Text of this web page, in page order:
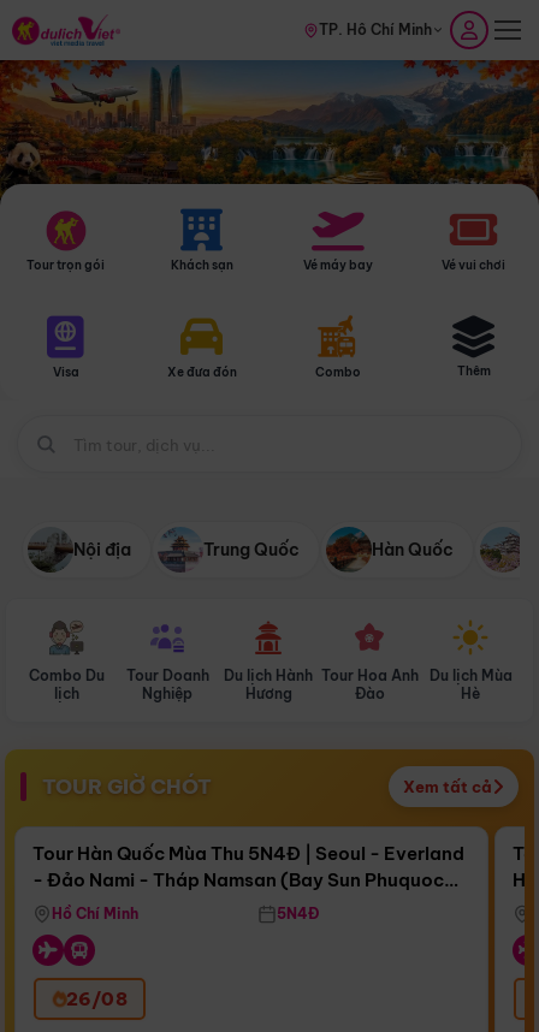
TP. Hồ Chí Minh
Tour trọn gói Khách sạn Vé máy bay Vé vui chơi
Visa Xe đưa đón Combo Thêm
Nội địa Trung Quốc Hàn Quốc
Combo Du
lịch
Tour Doanh
Nghiệp
Du lịch Hành
Hương
Tour Hoa Anh
Đào
Du lịch Mùa
Hè
TOUR GIỜ CHÓT Xem tất cả
Còn15 ngày 11:30:33
Bay Sun Phuquoc Airways
Điểm nổi bật
Tour Hàn Quốc Mùa Thu 5N4Đ | Seoul - Everland
- Đảo Nami - Tháp Namsan (Bay Sun Phuquoc
Airways)
Hồ Chí Minh 5N4Đ
26/08